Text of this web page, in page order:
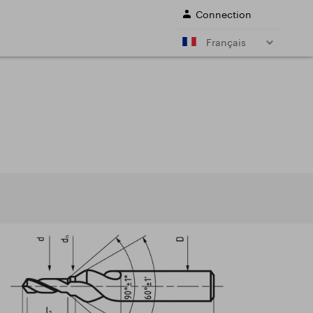
Connection
Français